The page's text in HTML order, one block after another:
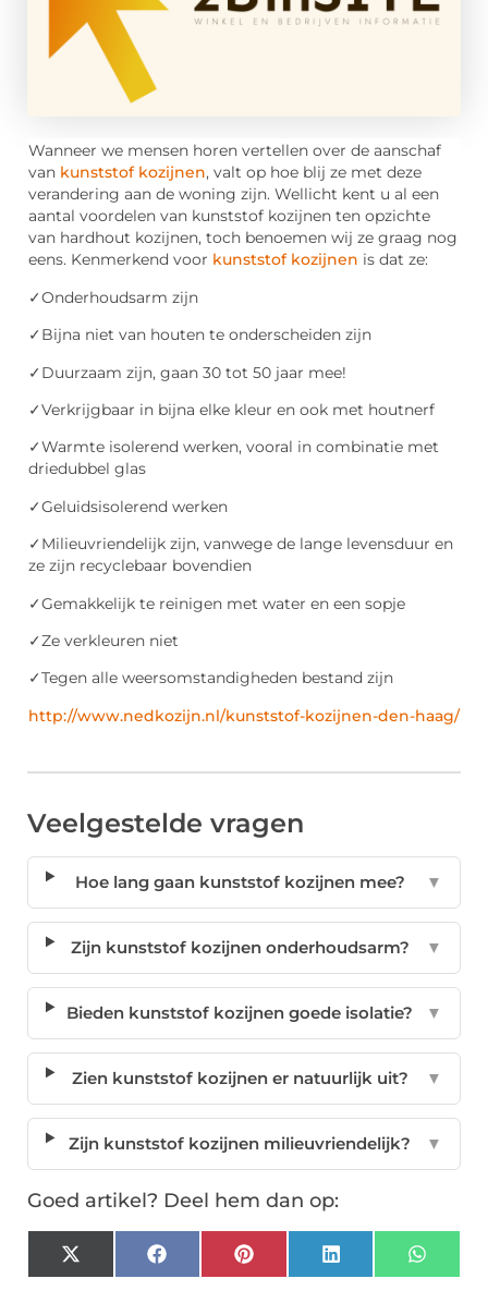
Wanneer we mensen horen vertellen over de aanschaf
van kunststof kozijnen, valt op hoe blij ze met deze
verandering aan de woning zijn. Wellicht kent u al een
aantal voordelen van kunststof kozijnen ten opzichte
van hardhout kozijnen, toch benoemen wij ze graag nog
eens. Kenmerkend voor kunststof kozijnen is dat ze:
✓Onderhoudsarm zijn
✓Bijna niet van houten te onderscheiden zijn
✓Duurzaam zijn, gaan 30 tot 50 jaar mee!
✓Verkrijgbaar in bijna elke kleur en ook met houtnerf
✓Warmte isolerend werken, vooral in combinatie met
driedubbel glas
✓Geluidsisolerend werken
✓Milieuvriendelijk zijn, vanwege de lange levensduur en
ze zijn recyclebaar bovendien
✓Gemakkelijk te reinigen met water en een sopje
✓Ze verkleuren niet
✓Tegen alle weersomstandigheden bestand zijn
http://www.nedkozijn.nl/kunststof-kozijnen-den-haag/
Veelgestelde vragen
Hoe lang gaan kunststof kozijnen mee? ▼
Zijn kunststof kozijnen onderhoudsarm? ▼
Bieden kunststof kozijnen goede isolatie? ▼
Zien kunststof kozijnen er natuurlijk uit? ▼
Zijn kunststof kozijnen milieuvriendelijk? ▼
Goed artikel? Deel hem dan op:
X
(Twitter)
FacebookPinterest LinkedIn